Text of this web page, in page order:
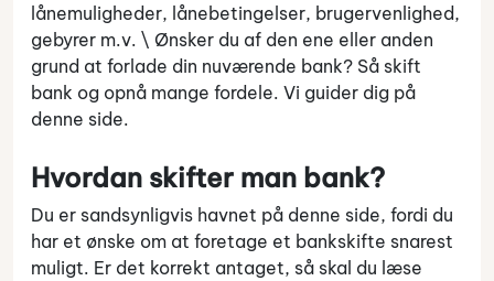
lånemuligheder, lånebetingelser, brugervenlighed,
gebyrer m.v. \ Ønsker du af den ene eller anden
grund at forlade din nuværende bank? Så skift
bank og opnå mange fordele. Vi guider dig på
denne side.
Hvordan skifter man bank?
Du er sandsynligvis havnet på denne side, fordi du
har et ønske om at foretage et bankskifte snarest
muligt. Er det korrekt antaget, så skal du læse